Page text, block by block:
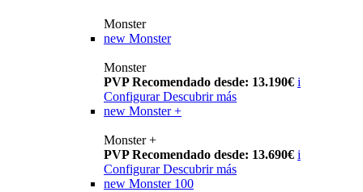
Monster
new Monster
Monster
PVP Recomendado desde: 13.190€ i
Configurar Descubrir más
new Monster +
Monster +
PVP Recomendado desde: 13.690€ i
Configurar Descubrir más
new Monster 100